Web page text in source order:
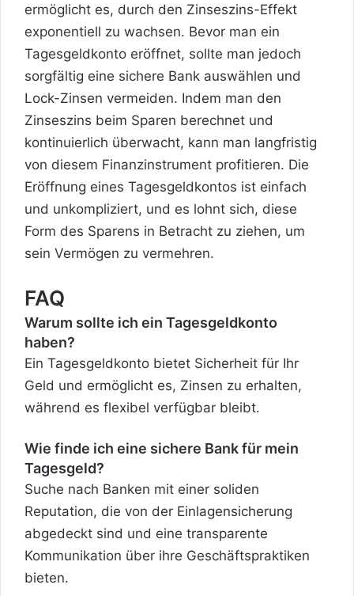
ermöglicht es, durch den Zinseszins-Effekt
exponentiell zu wachsen. Bevor man ein
Tagesgeldkonto eröffnet, sollte man jedoch
sorgfältig eine sichere Bank auswählen und
Lock-Zinsen vermeiden. Indem man den
Zinseszins beim Sparen berechnet und
kontinuierlich überwacht, kann man langfristig
von diesem Finanzinstrument profitieren. Die
Eröffnung eines Tagesgeldkontos ist einfach
und unkompliziert, und es lohnt sich, diese
Form des Sparens in Betracht zu ziehen, um
sein Vermögen zu vermehren.
FAQ
Warum sollte ich ein Tagesgeldkonto
haben?
Ein Tagesgeldkonto bietet Sicherheit für Ihr
Geld und ermöglicht es, Zinsen zu erhalten,
während es flexibel verfügbar bleibt.
Wie finde ich eine sichere Bank für mein
Tagesgeld?
Suche nach Banken mit einer soliden
Reputation, die von der Einlagensicherung
abgedeckt sind und eine transparente
Kommunikation über ihre Geschäftspraktiken
bieten.